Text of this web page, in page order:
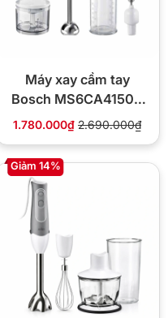
Máy xay cầm tay
Bosch MS6CA4150G
800W 12 tốc độ
1.780.000₫ 2.690.000₫
Giảm 14%